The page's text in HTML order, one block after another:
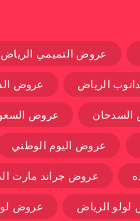
عروض التميمي
الرياض عروض
عروض
عروض اليوم الوطني
عروض جراند مارت
الرياض عروض